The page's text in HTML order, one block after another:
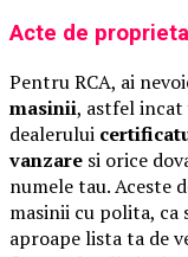
Acte de
Pentru RCA, ai
masinii, astfel incat
dealerului
vanzare si orice
numele tau. Aceste
masinii cu polita, ca
aproape lista ta de